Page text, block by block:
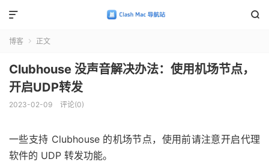


博客  正文
Clubhouse 没声音解决办法：使用机场节点，
开启UDP转发
2023-02-09 评论(0)
一些支持 Clubhouse 的机场节点，使用前请注意开启代理
软件的 UDP 转发功能。